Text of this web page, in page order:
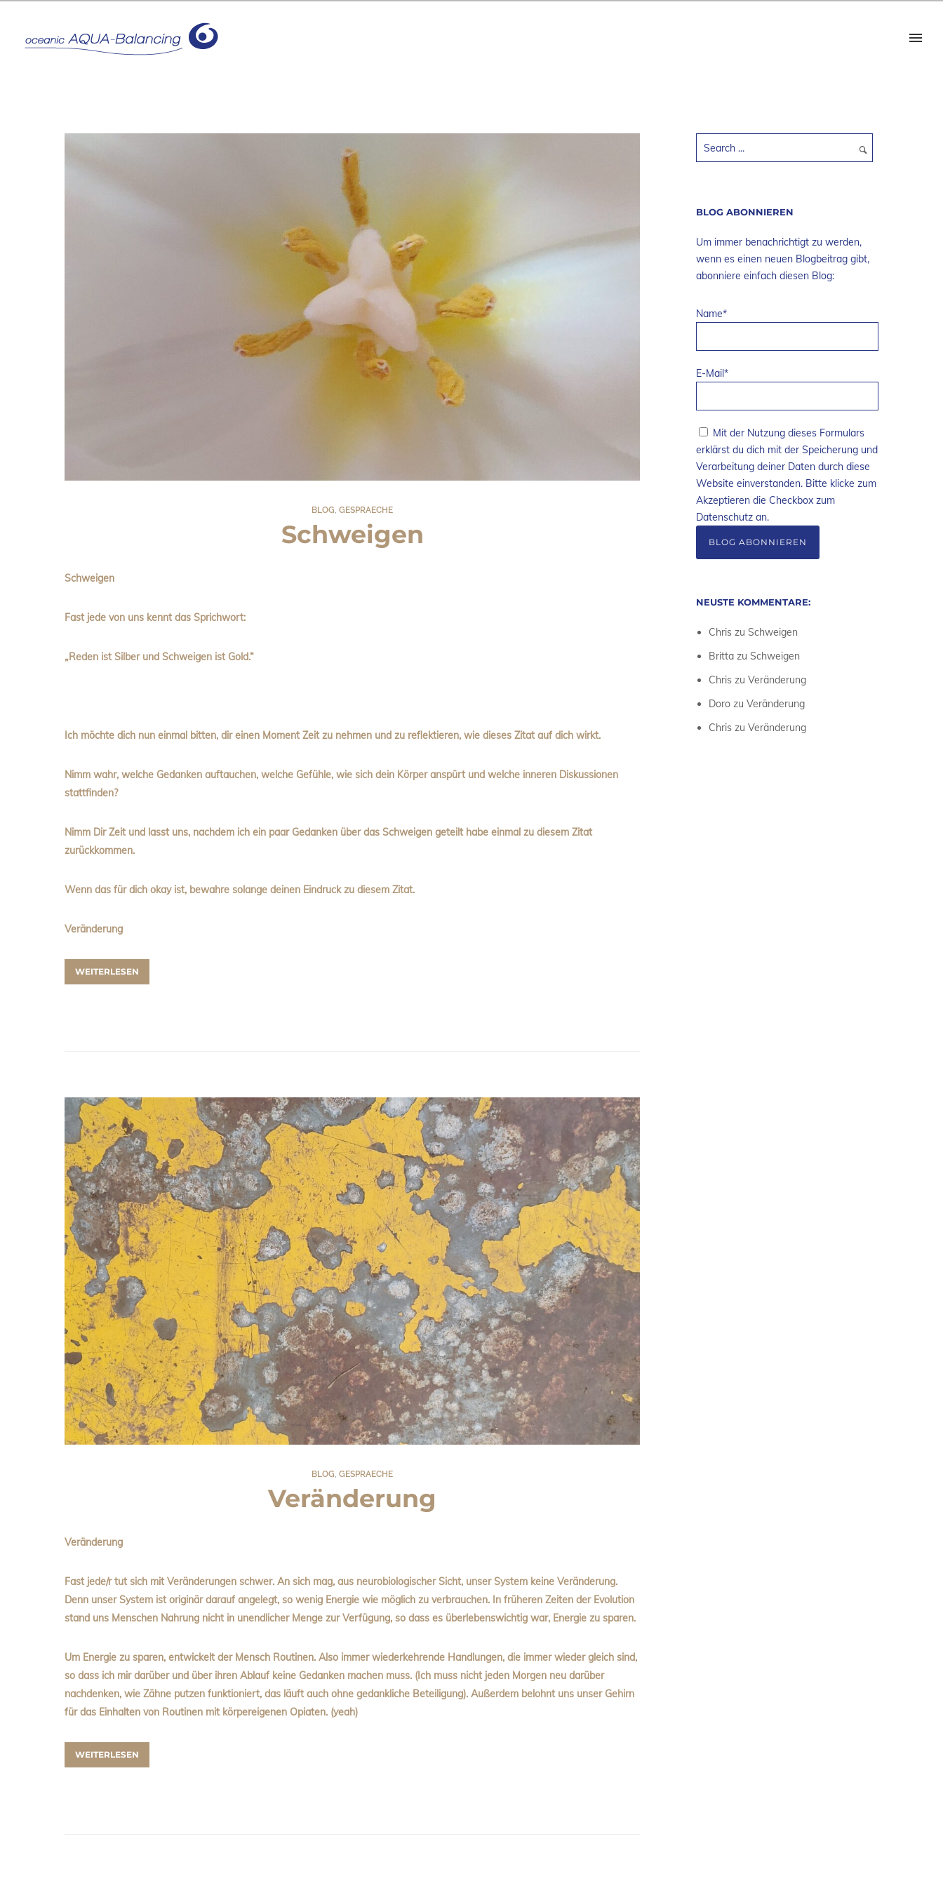
BLOG, GESPRAECHE
Schweigen
Schweigen
Fast jede von uns kennt das Sprichwort:
„Reden ist Silber und Schweigen ist Gold.“
Ich möchte dich nun einmal bitten, dir einen Moment Zeit zu nehmen und zu reflektieren, wie dieses Zitat auf dich wirkt.
Nimm wahr, welche Gedanken auftauchen, welche Gefühle, wie sich dein Körper anspürt und welche inneren Diskussionen
stattfinden?
Nimm Dir Zeit und lasst uns, nachdem ich ein paar Gedanken über das Schweigen geteilt habe einmal zu diesem Zitat
zurückkommen.
Wenn das für dich okay ist, bewahre solange deinen Eindruck zu diesem Zitat.
Veränderung
WEITERLESEN
BLOG GESPRAECHE
Veränderung
Veränderung
Fast jede/r tut sich mit Veränderungen schwer. An sich mag, aus neurobiologischer Sicht, unser System keine Veränderung.
Denn unser System ist originär darauf angelegt, so wenig Energie wie möglich zu verbrauchen. In früheren Zeiten der Evolution
stand uns Menschen Nahrung nicht in unendlicher Menge zur Verfügung, so dass es überlebenswichtig war, Energie zu sparen.
Um Energie zu sparen, entwickelt der Mensch Routinen. Also immer wiederkehrende Handlungen, die immer wieder gleich sind,
so dass ich mir darüber und über ihren Ablauf keine Gedanken machen muss. (Ich muss nicht jeden Morgen neu darüber
nachdenken, wie Zähne putzen funktioniert, das läuft auch ohne gedankliche Beteiligung). Außerdem belohnt uns unser Gehirn
für das Einhalten von Routinen mit körpereigenen Opiaten. (yeah)
WEITERLESEN
BLOG ABONNIEREN
Um immer benachrichtigt zu werden,
wenn es einen neuen Blogbeitrag gibt,
abonniere einfach diesen Blog:
Name*
E-Mail*
Mit der Nutzung dieses Formulars
erklärst du dich mit der Speicherung und
Verarbeitung deiner Daten durch diese
Website einverstanden. Bitte klicke zum
Akzeptieren die Checkbox zum
Datenschutz an.
NEUSTE KOMMENTARE:
Chris zuSchweigen
Britta zuSchweigen
Chris zuVeränderung
Doro zuVeränderung
Chris zuVeränderung